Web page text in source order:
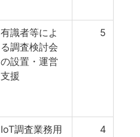
有識者等によ
る調査検討会
の設置・運営
支援
5
IoT調査業務用
4